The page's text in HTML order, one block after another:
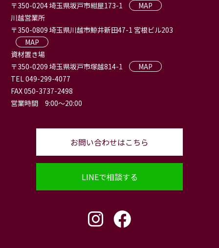
〒350-0204 埼玉県坂戸市紺屋173-1
MAP
川越営業所
〒350-0809 埼玉県川越市鯨井新田47-1 宮根ビル203
MAP
資材置き場
〒350-0209 埼玉県坂戸市塚越814-1
MAP
TEL 049-299-4077
FAX 050-3737-2498
営業時間 9:00〜20:00
お問い合わせはこちら
LINEで相談する